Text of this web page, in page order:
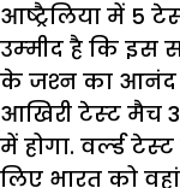
आष्‍ट्रैलिया में 5
उम्‍मीद है कि इस
के जश्‍न का आनंद
आखिरी टेस्‍ट मैच
में होगा. वर्ल्‍ड
लिए भारत को